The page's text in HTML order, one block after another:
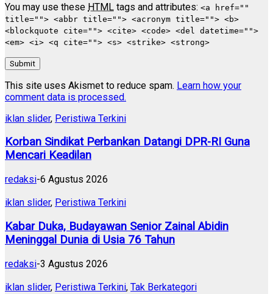
You may use these HTML tags and attributes: <a href=""
title=""> <abbr title=""> <acronym title=""> <b>
<blockquote cite=""> <cite> <code> <del datetime="">
<em> <i> <q cite=""> <s> <strike> <strong>
Submit
This site uses Akismet to reduce spam. Learn how your
comment data is processed.
iklan slider, Peristiwa Terkini
Korban Sindikat Perbankan Datangi DPR-RI Guna
Mencari Keadilan
redaksi-6 Agustus 2026
iklan slider, Peristiwa Terkini
Kabar Duka, Budayawan Senior Zainal Abidin
Meninggal Dunia di Usia 76 Tahun
redaksi-3 Agustus 2026
iklan slider, Peristiwa Terkini, Tak Berkategori